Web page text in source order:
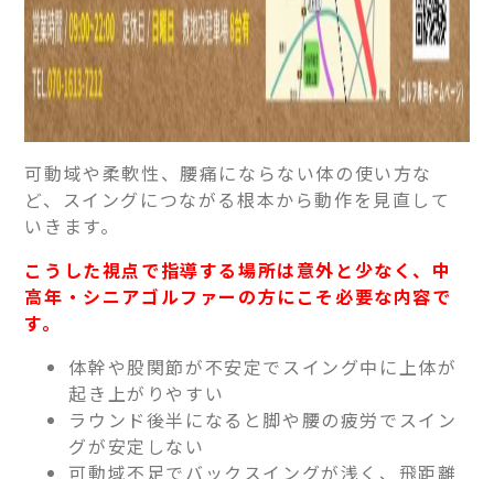
可動域や柔軟性、腰痛にならない体の使い方な
ど、スイングにつながる根本から動作を見直して
いきます。
こうした視点で指導する場所は意外と少なく、中
高年・シニアゴルファーの方にこそ必要な内容で
す。
体幹や股関節が不安定でスイング中に上体が
起き上がりやすい
ラウンド後半になると脚や腰の疲労でスイン
グが安定しない
可動域不足でバックスイングが浅く、飛距離